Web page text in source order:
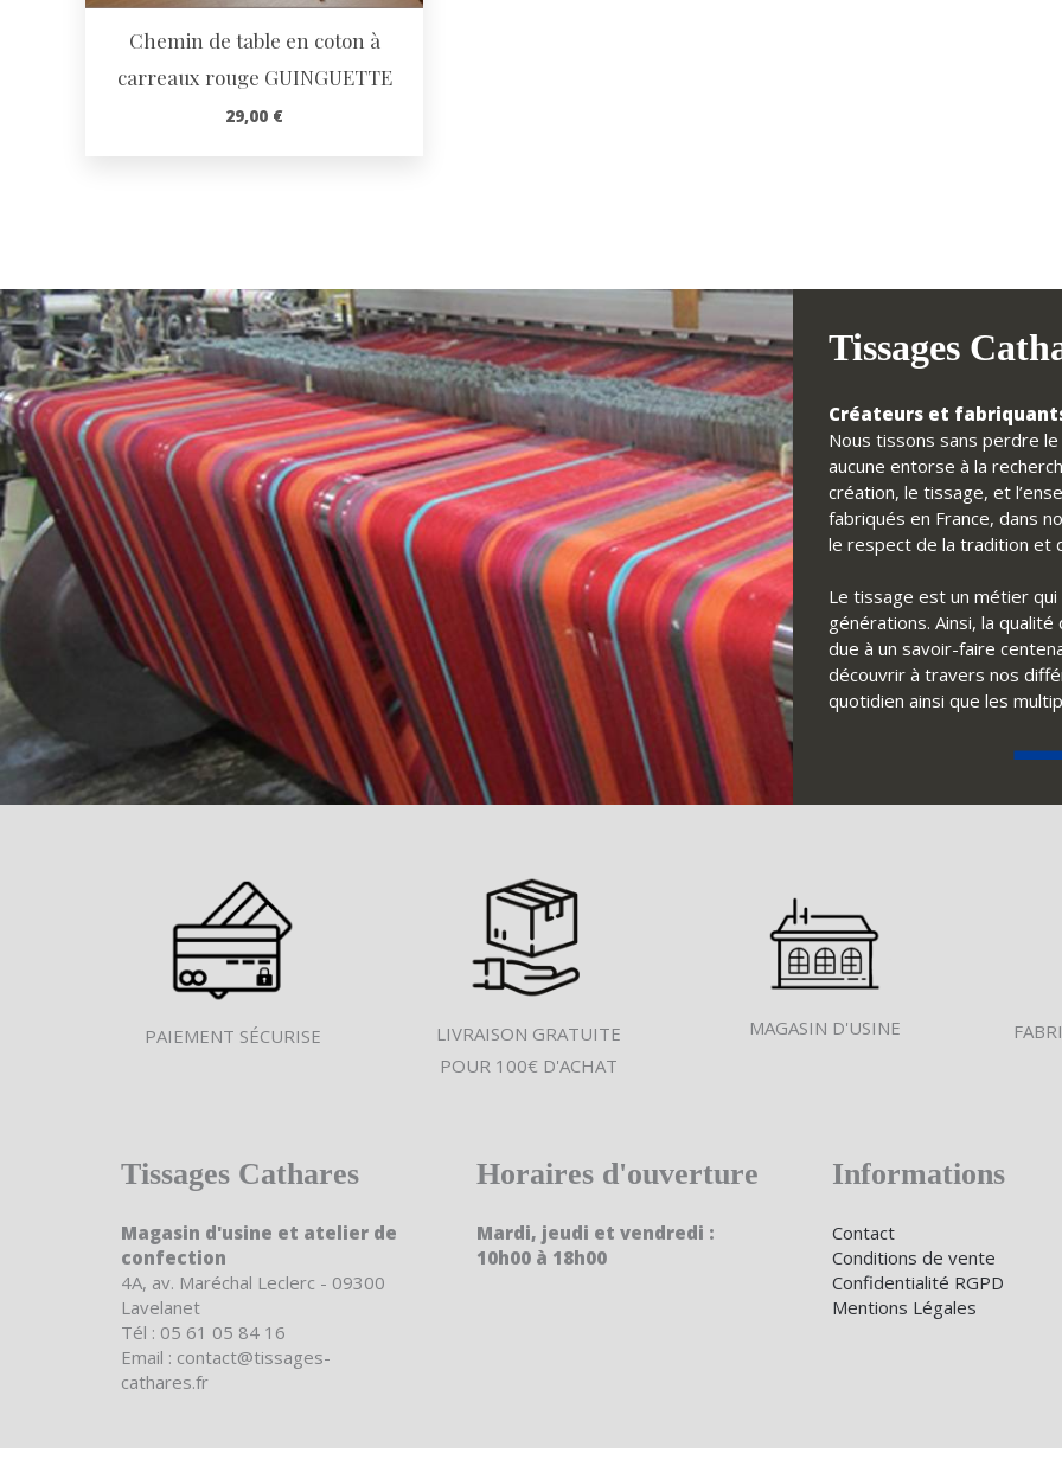
Chemin de table en coton à
carreaux rouge GUINGUETTE
29,00 €
Tissages
Créateurs et
Nous tissons sans perdre
aucune entorse à la
création, le tissage, et
fabriqués en France, dans
le respect de la tradition et
Le tissage est un métier
générations. Ainsi, la
due à un savoir-faire
découvrir à travers nos
quotidien ainsi que les
PAIEMENT SÉCURISE
LIVRAISON GRATUITE
POUR 100€ D'ACHAT
MAGASIN D'USINE
Tissages Cathares
Magasin d'usine et atelier de
confection
4A, av. Maréchal Leclerc - 09300
Lavelanet
Tél : 05 61 05 84 16
Email : contact@tissages-
cathares.fr
Horaires d'ouverture
Mardi, jeudi et vendredi :
10h00 à 18h00
Informations
Contact
Conditions de vente
Confidentialité RGPD
Mentions Légales